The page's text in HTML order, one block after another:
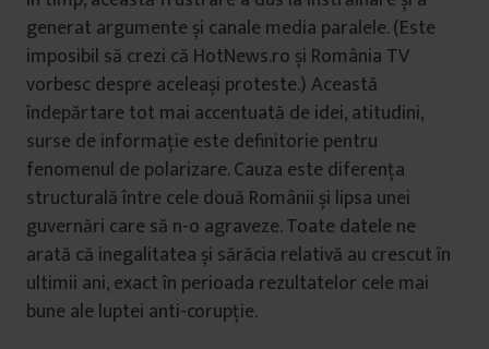
generat argumente și canale media paralele. (Este
imposibil să crezi că HotNews.ro și România TV
vorbesc despre aceleași proteste.) Această
îndepărtare tot mai accentuată de idei, atitudini,
surse de informație este definitorie pentru
fenomenul de polarizare. Cauza este diferența
structurală între cele două Românii și lipsa unei
guvernări care să n-o agraveze. Toate datele ne
arată că inegalitatea și sărăcia relativă au crescut în
ultimii ani, exact în perioada rezultatelor cele mai
bune ale luptei anti-corupție.